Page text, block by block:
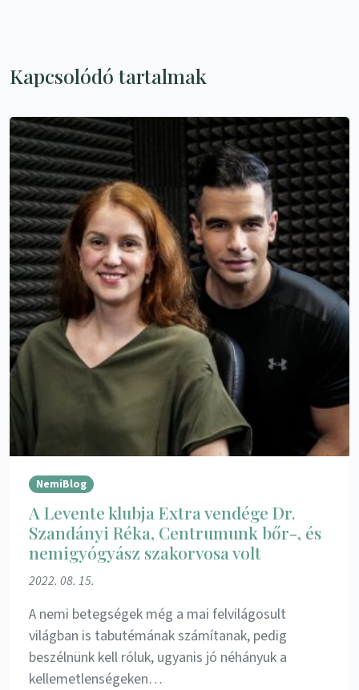
Kapcsolódó tartalmak
NemiBlog
A Levente klubja Extra vendége Dr.
Szandányi Réka, Centrumunk bőr-, és
nemigyógyász szakorvosa volt
2022. 08. 15.
A nemi betegségek még a mai felvilágosult
világban is tabutémának számítanak, pedig
beszélnünk kell róluk, ugyanis jó néhányuk a
kellemetlenségeken…